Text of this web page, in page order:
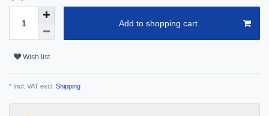
Add to shopping cart
Wish list
* Incl. VAT excl. Shipping